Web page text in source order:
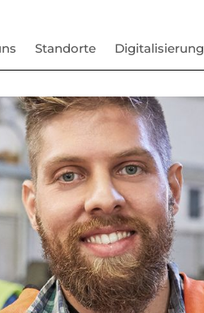
Standorte Digitalisierung